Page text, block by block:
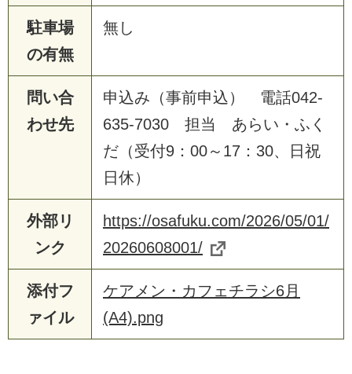
駐車場
の有無
無し
問い合
わせ先
申込み（事前申込） 電話042-
635-7030 担当 あらい・ふく
だ（受付9：00～17：30、日祝
日休）
外部リ
ンク
https://osafuku.com/2026/05/01/
20260608001/
添付フ
ァイル
ケアメン・カフェチラシ6月
(A4).png